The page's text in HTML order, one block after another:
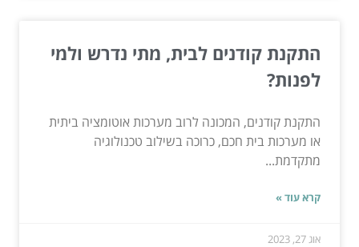
התקנת קודנים לבית, מתי נדרש ולמי
לפנות?
התקנת קודנים, המכונה לרוב מערכות אוטומציה ביתית
או מערכות בית חכם, כרוכה בשילוב טכנולוגיה
מתקדמת...
קרא עוד »
אוג 27, 2023